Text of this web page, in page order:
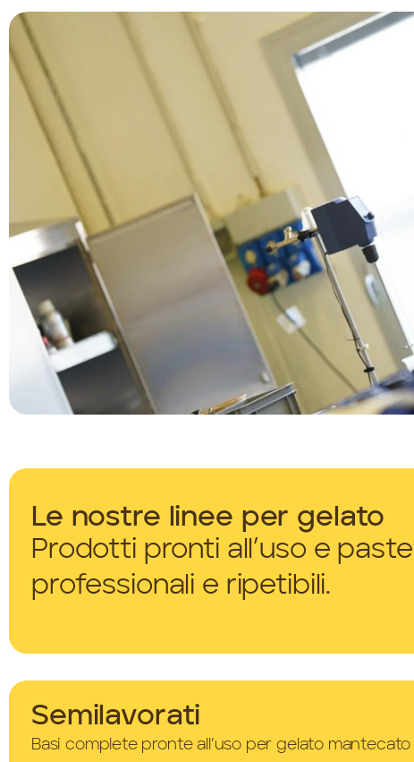
Le nostre linee per gelato
Prodotti pronti all’uso e
professionali e ripetibili.
Semilavorati
Basi complete pronte all’uso per gelato